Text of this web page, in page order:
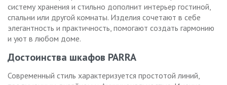
систему хранения и стильно дополнит интерьер гостиной,
спальни или другой комнаты. Изделия сочетают в себе
элегантность и практичность, помогают создать гармонию
и уют в любом доме.
Достоинства шкафов PARRA
Современный стиль характеризуется простотой линий,